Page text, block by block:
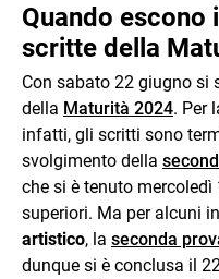
Quando
scritte della
Con sabato 22 giugno si
della Maturità 2024. Per
infatti, gli scritti sono
svolgimento della
che si è tenuto
superiori. Ma per alcuni
artistico, la seconda
dunque si è conclusa il